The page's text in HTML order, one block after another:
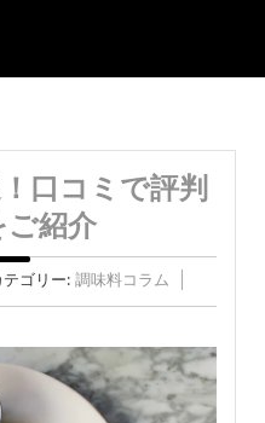
口コミで評判
ご紹介
テゴリー: 調味料コラム